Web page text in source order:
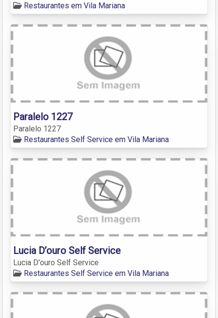
Restaurantes em Vila Mariana
Paralelo 1227
Paralelo 1227
Restaurantes Self Service em Vila Mariana
Lucia D’ouro Self Service
Lucia D'ouro Self Service
Restaurantes Self Service em Vila Mariana